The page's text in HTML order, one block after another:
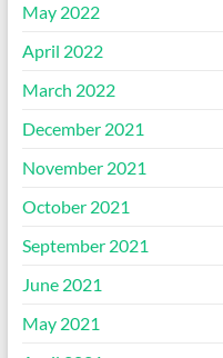
May 2022
April 2022
March 2022
December 2021
November 2021
October 2021
September 2021
June 2021
May 2021